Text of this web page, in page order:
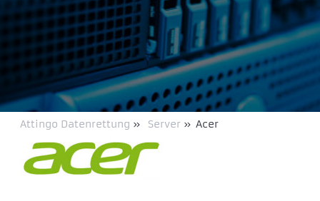
Attingo Datenrettung » Server » Acer